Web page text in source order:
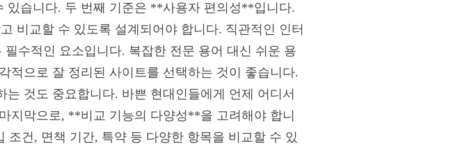
있습니다. 두 번째 기준은 **사용자 편의성**입니다.
비교할 수 있도록 설계되어야 합니다. 직관적인 인터
수적인 요소입니다. 복잡한 전문 용어 대신 쉬운 용
적으로 잘 정리된 사이트를 선택하는 것이 좋습니다.
것도 중요합니다. 바쁜 현대인들에게 언제 어디서
지막으로, **비교 기능의 다양성**을 고려해야 합니
건, 면책 기간, 특약 등 다양한 항목을 비교할 수 있